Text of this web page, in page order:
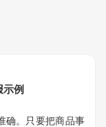
例
确。只要把商品事